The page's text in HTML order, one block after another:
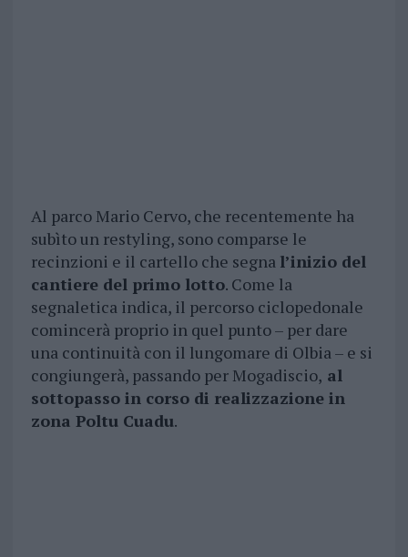
Al parco Mario Cervo, che recentemente ha
subìto un restyling, sono comparse le
recinzioni e il cartello che segna l’inizio del
cantiere del primo lotto. Come la
segnaletica indica, il percorso ciclopedonale
comincerà proprio in quel punto – per dare
una continuità con il lungomare di Olbia – e si
congiungerà, passando per Mogadiscio, al
sottopasso in corso di realizzazione in
zona Poltu Cuadu.